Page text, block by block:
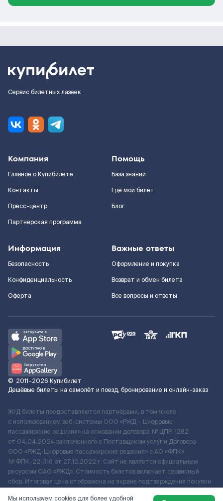
Сервис билетных лазеек
Компания
Главное о Купибилете
Контакты
Пресс-центр
Партнерская программа
Помощь
База знаний
Где мой билет
Блог
Информация
Безопасность
Конфиденциальность
Оферта
Важные ответы
Оформление и покупка
Возврат и обмен билета
Все вопросы и ответы
© 2011–2026 Купибилет
Дешёвые билеты на самолёт и поезд, бронирование и онлайн-заказ
Ж/Д билеты предоставляются партнёрами, в том числе
с использованием веб-системы ООО «РЖД – Цифровые
пассажирские решения» на основании договора № ЦПР-1282
от 04.04.2024 заключенного с Поставщиком услуг и Договора
ООО «РЖД-Цифровые пассажирские решения» c АО «ФПК»
№ ФПК-22-316 от 27.12.2022 г. Сайт не является официальным
ресурсом ОАО «РЖД». Стоимость билетов включает сервисный
сбор. Итоговая цена отображена на экране подтверждения покупки.
Мы используем cookies для более удобной